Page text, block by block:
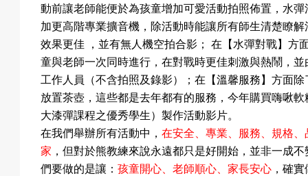
擇
活
動
動前讓老師能便於為孩童增加可愛活動拍照佈置，水
加更高階專業擴音機，除活動時能讓所有師生清楚瞭
效果更佳 ，並有無人機空拍合影； 在【水彈對戰】方
童與老師一次同時進行，在對戰時更佳刺激與熱鬧，
工作人員（不含拍照及錄影）；在【溫馨服務】方面
放置茶壺，這些都是去年都有的服務，今年購買嗨啾
大漆彈課程之優秀學生）製作活動影片。
在我們舉辦所有活動中，在安全、專業、服務、規格
家 ，但對於熊教練來說永遠都只是好開始，並非一成
們要做的是讓：孩童開心、老師順心、家長安心 ，確實